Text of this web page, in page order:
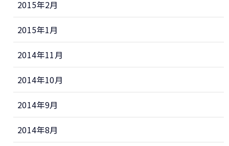
2015年2月
2015年1月
2014年11月
2014年10月
2014年9月
2014年8月